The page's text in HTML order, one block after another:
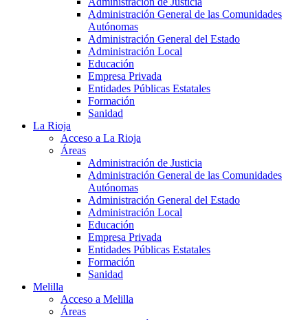
Administración General de las Comunidades
Autónomas
Administración General del Estado
Administración Local
Educación
Empresa Privada
Entidades Públicas Estatales
Formación
Sanidad
La Rioja
Acceso a La Rioja
Áreas
Administración de Justicia
Administración General de las Comunidades
Autónomas
Administración General del Estado
Administración Local
Educación
Empresa Privada
Entidades Públicas Estatales
Formación
Sanidad
Melilla
Acceso a Melilla
Áreas